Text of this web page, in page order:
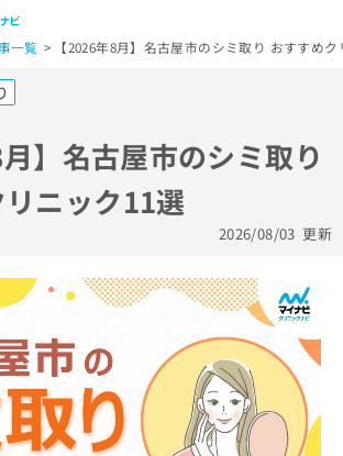
一覧 【2026年8月】名古屋市のシミ取り おすすめ
月】名古屋市のシミ取り
ニック11選
2026/08/03 更新